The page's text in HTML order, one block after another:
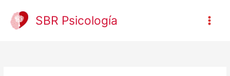
contenido
SBR Psicología